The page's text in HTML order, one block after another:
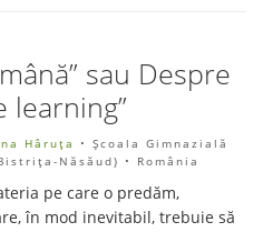
sau Despre
learning”
Hâruţa
• Școala Gimnazială
Năsăud) • România
pe care o predăm,
în mod inevitabil, trebuie să